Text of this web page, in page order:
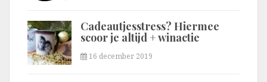
Cadeautjesstress? Hiermee
scoor je altijd + winactie
16 december 2019